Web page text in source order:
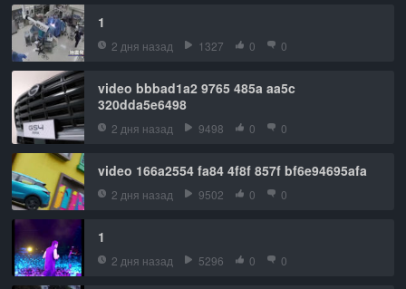
1
2 дня назад 1327 0 0
video bbbad1a2 9765 485a aa5c
320dda5e6498
2 дня назад 9498 0 0
video 166a2554 fa84 4f8f 857f bf6e94695afa
2 дня назад 9502 0 0
1
2 дня назад 5296 0 0